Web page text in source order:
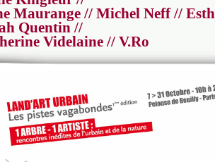
Maurange // Michel Neff //
Quentin //
Videlaine // V.Ro